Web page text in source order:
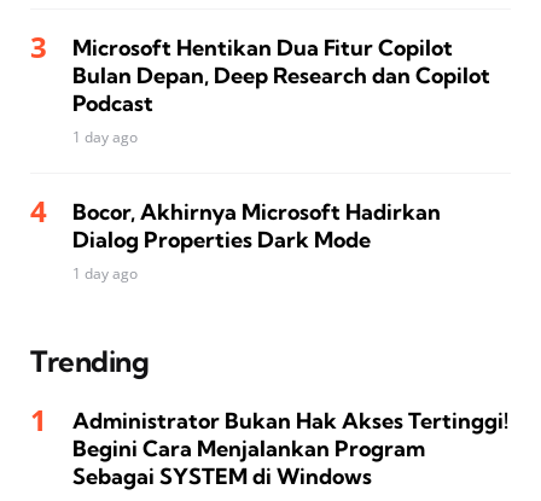
Microsoft Hentikan Dua Fitur Copilot
Bulan Depan, Deep Research dan Copilot
Podcast
1 day ago
Bocor, Akhirnya Microsoft Hadirkan
Dialog Properties Dark Mode
1 day ago
Trending
Administrator Bukan Hak Akses Tertinggi!
Begini Cara Menjalankan Program
Sebagai SYSTEM di Windows